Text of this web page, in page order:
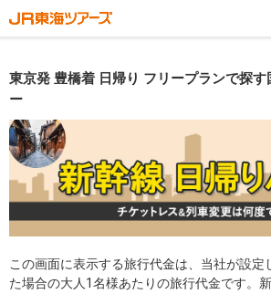
東京発 豊橋着 日帰り フリープランで探
ー
この画面に表示する旅行代金は、当社が設定
た場合の大人1名様あたりの旅行代金です。